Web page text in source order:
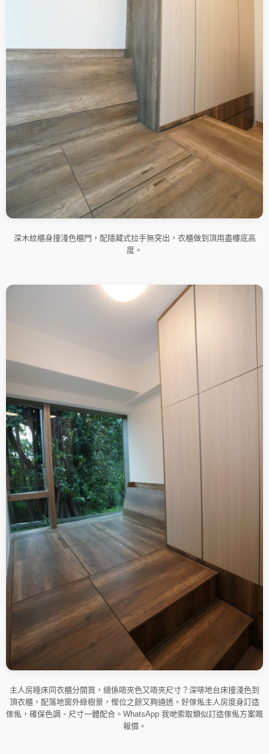
深木紋櫃身撞淺色櫃門，配隱藏式拉手無突出，衣櫃做到頂用盡樓底高
度。
主人房睡床同衣櫃分開買，總係唔夾色又唔夾尺寸？深啡地台床撞淺色到
頂衣櫃，配落地窗外綠樹景，慳位之餘又夠通透。好傢俬主人房度身訂造
傢俬，確保色調、尺寸一體配合。WhatsApp 我哋索取類似訂造傢俬方案嘅
報價。